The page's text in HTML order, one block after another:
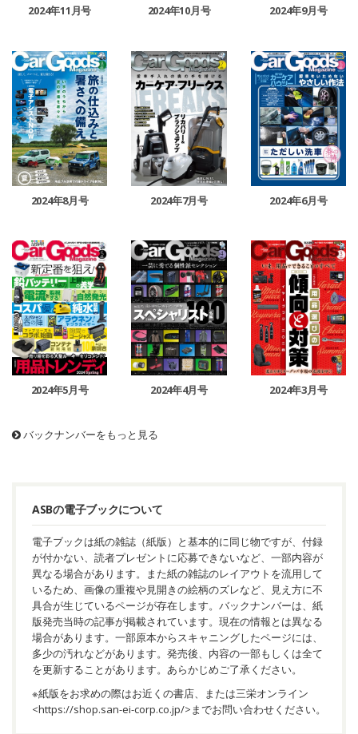
2024年11月号 2024年10月号 2024年9月号
2024年8月号 2024年7月号 2024年6月号
2024年5月号 2024年4月号 2024年3月号
バックナンバーをもっと見る
ASBの電子ブックについて
電子ブックは紙の雑誌（紙版）と基本的に同じ物ですが、付録
が付かない、読者プレゼントに応募できないなど、一部内容が
異なる場合があります。また紙の雑誌のレイアウトを流用して
いるため、画像の重複や見開きの絵柄のズレなど、見え方に不
具合が生じているページが存在します。バックナンバーは、紙
版発売当時の記事が掲載されています。現在の情報とは異なる
場合があります。一部原本からスキャニングしたページには、
多少の汚れなどがあります。発売後、内容の一部もしくは全て
を更新することがあります。あらかじめご了承ください。
※紙版をお求めの際はお近くの書店、または三栄オンライン
<https://shop.san-ei-corp.co.jp/>までお問い合わせください。